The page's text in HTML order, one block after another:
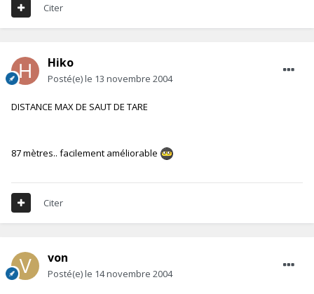
Citer
Hiko
Posté(e)le 13 novembre 2004
DISTANCE MAX DE SAUT DE TARE
87 mètres.. facilement améliorable
Citer
von
Posté(e)le 14 novembre 2004